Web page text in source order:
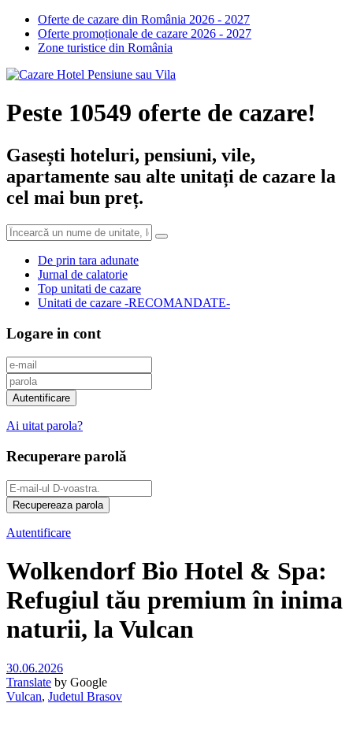
Oferte de cazare din România 2026 - 2027
Oferte promoționale de cazare 2026 - 2027
Zone turistice din România
Peste 10549 oferte de cazare!
Gasești hoteluri, pensiuni, vile,
apartamente sau alte unitați de cazare la
cel mai bun preț.
De prin tara adunate
Jurnal de calatorie
Top unitati de cazare
Unitati de cazare -RECOMANDATE-
Logare in cont
Ai uitat parola?
Recuperare parolă
Autentificare
Wolkendorf Bio Hotel & Spa:
Refugiul tău premium în inima
naturii, la Vulcan
30.06.2026
Translate by Google
Vulcan, Judetul Brasov